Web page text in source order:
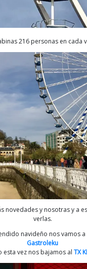
216 personas en cada
novedades y nosotras y a
verlas.
navideño nos vamos a
Gastroleku
esta vez nos bajamos al TX